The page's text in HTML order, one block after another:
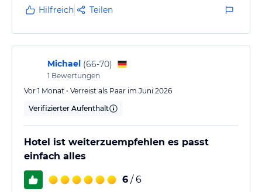
Hilfreich Teilen
Michael (66-70)
1 Bewertungen
Vor 1 Monat • Verreist als Paar im Juni 2026
Verifizierter Aufenthalt
Hotel ist weiterzuempfehlen es passt
einfach alles
6 / 6